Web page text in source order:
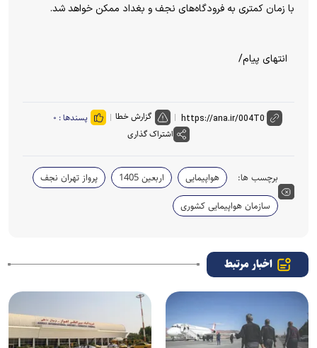
با زمان کمتری به فرودگاه‌های نجف و بغداد ممکن خواهد شد.
انتهای پیام/
گزارش خطا پسندها : ۰
اشتراک گذاری
برچسب ها: هواپیمایی اربعین 1405
پرواز تهران نجف
سازمان هواپیمایی کشوری
اخبار مرتبط